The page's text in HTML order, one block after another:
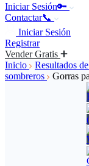
Iniciar Sesión🔑
Contactar📞
Iniciar Sesión
Registrar
Vender Gratis
Inicio
Resultados
sombreros
Gorras